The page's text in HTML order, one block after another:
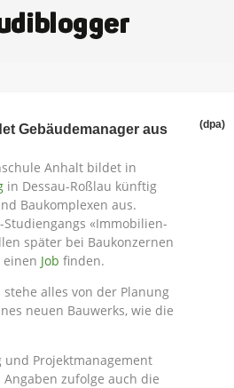
Gebäudemanager aus (dpa)
Anhalt bildet in
in Dessau-Roßlau künftig
Baukomplexen aus.
«Immobilien-
später bei Baukonzernen
einen Job finden.
alles von der Planung
neuen Bauwerks, wie die
Projektmanagement
zufolge auch die